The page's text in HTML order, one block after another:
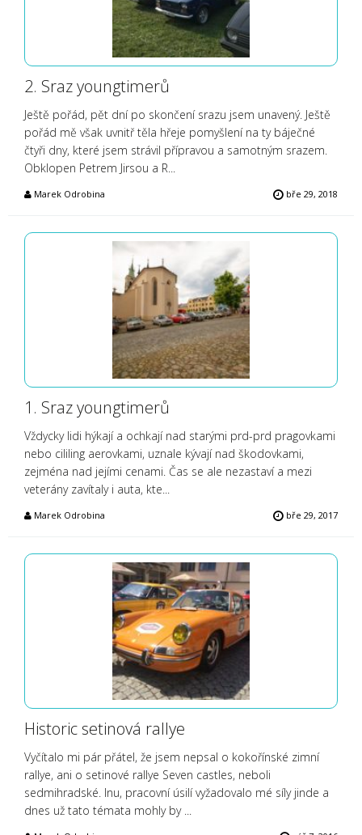
2. Sraz youngtimerů
Ještě pořád, pět dní po skončení srazu jsem unavený. Ještě
pořád mě však uvnitř těla hřeje pomyšlení na ty báječné
čtyři dny, které jsem strávil přípravou a samotným srazem.
Obklopen Petrem Jirsou a R...
Marek Odrobina bře 29, 2018
1. Sraz youngtimerů
Vždycky lidi hýkají a ochkají nad starými prd-prd pragovkami
nebo cililing aerovkami, uznale kývají nad škodovkami,
zejména nad jejími cenami. Čas se ale nezastaví a mezi
veterány zavítaly i auta, kte...
Marek Odrobina bře 29, 2017
Historic setinová rallye
Vyčítalo mi pár přátel, že jsem nepsal o kokořínské zimní
rallye, ani o setinové rallye Seven castles, neboli
sedmihradské. Inu, pracovní úsilí vyžadovalo mé síly jinde a
dnes už tato témata mohly by ...